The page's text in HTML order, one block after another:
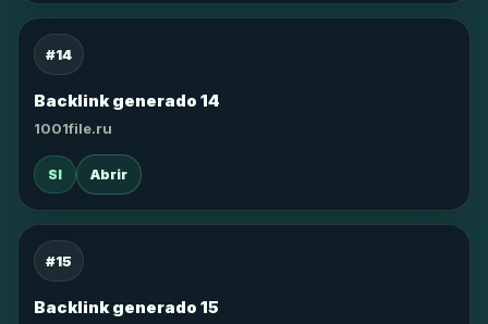
#14
Backlink generado 14
1001file.ru
SI Abrir
#15
Backlink generado 15